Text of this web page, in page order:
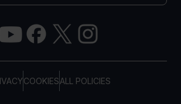
COOKIESALL POLICIES